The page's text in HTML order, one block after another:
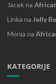
Jacekna
Linka na Jelly
Monia na
KATEGORIJE